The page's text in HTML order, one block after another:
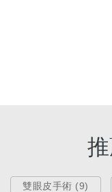
眼袋消除
雙眼皮手術 (9)